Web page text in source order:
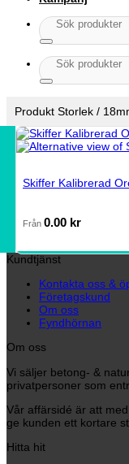
Sök
efter:
Sök
efter:
Produkt Storlek /
Skiffer Kalibrerad
Från 0.00 kr
Kundtjänst
Kontakta oss &
Företagskund
Om oss
Fyndhörnan
Om oss
Vi säljer betong- &
privatpersoner som
Vår affärsidé är att
ge kunden ett kortare
Hitta hit